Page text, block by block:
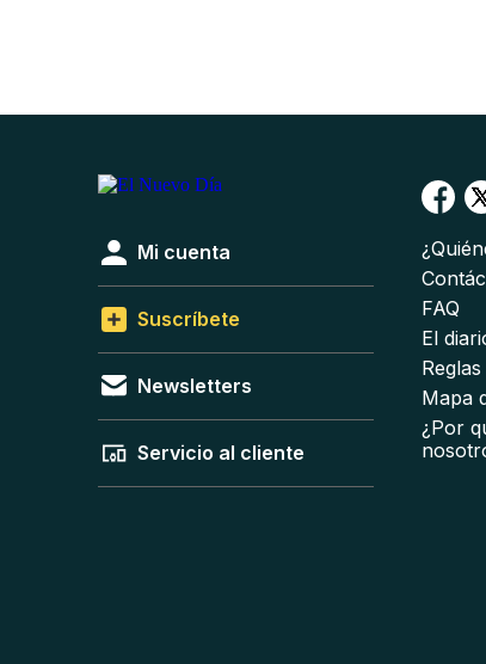
Mi cuenta
Suscríbete
Newsletters
Servicio al cliente
FAQ
El
Mapa
¿Por